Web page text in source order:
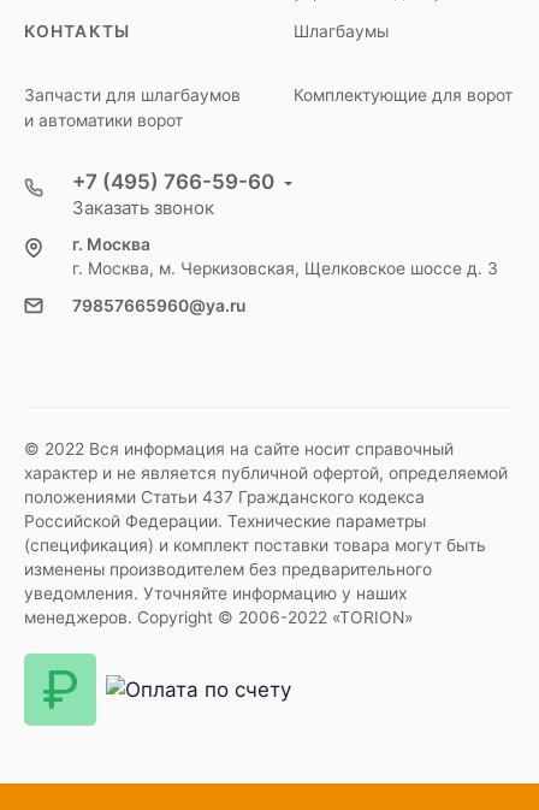
КОНТАКТЫ Шлагбаумы
Запчасти для шлагбаумов
и автоматики ворот
Комплектующие для ворот
+7 (495) 766-59-60
Заказать звонок
г. Москва
г. Москва, м. Черкизовская, Щелковское шоссе д. 3
79857665960@ya.ru
© 2022 Вся информация на сайте носит справочный
характер и не является публичной офертой, определяемой
положениями Статьи 437 Гражданского кодекса
Российской Федерации. Технические параметры
(спецификация) и комплект поставки товара могут быть
изменены производителем без предварительного
уведомления. Уточняйте информацию у наших
менеджеров. Copyright © 2006-2022 «TORION»